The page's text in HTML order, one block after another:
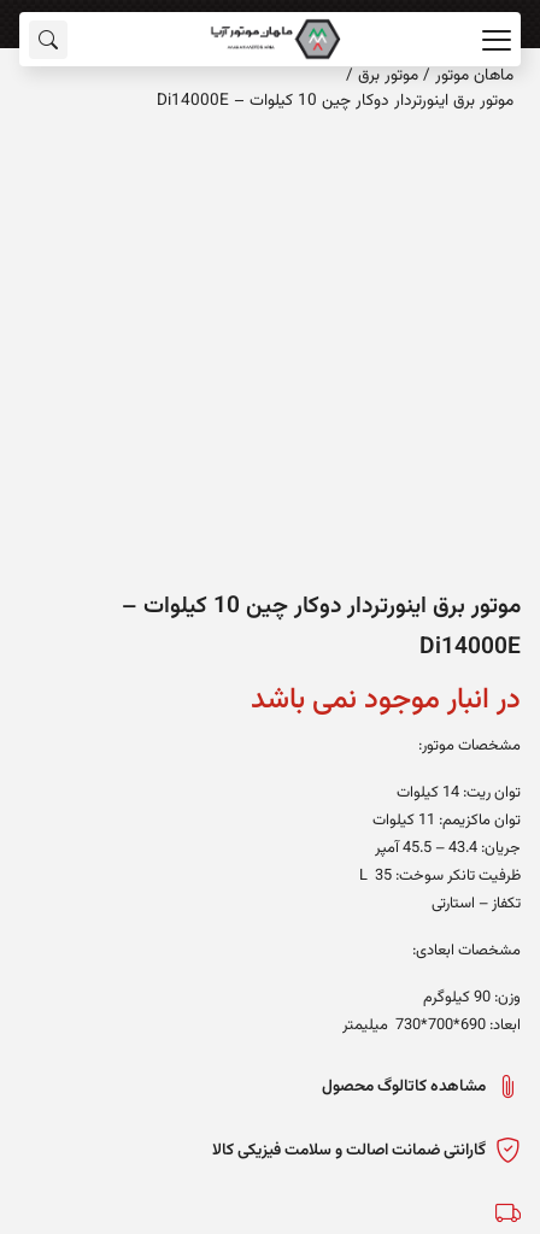
ماهان‌ موتور /موتور برق/
موتور برق اینورتردار دوکار چین 10 کیلوات – Di14000E
موتور برق اینورتردار دوکار چین 10 کیلوات –
Di14000E
در انبار موجود نمی باشد
مشخصات موتور:
توان ریت: 14 کیلوات
توان ماکزیمم: 11 کیلوات
جریان: 43.4 – 45.5 آمپر
ظرفیت تانکر سوخت: 35 L
تکفاز – استارتی
مشخصات ابعادی:
وزن: 90 کیلوگرم
ابعاد: 690*700*730 میلیمتر
مشاهده کاتالوگ محصول
گارانتی ضمانت اصالت و سلامت فیزیکی کالا